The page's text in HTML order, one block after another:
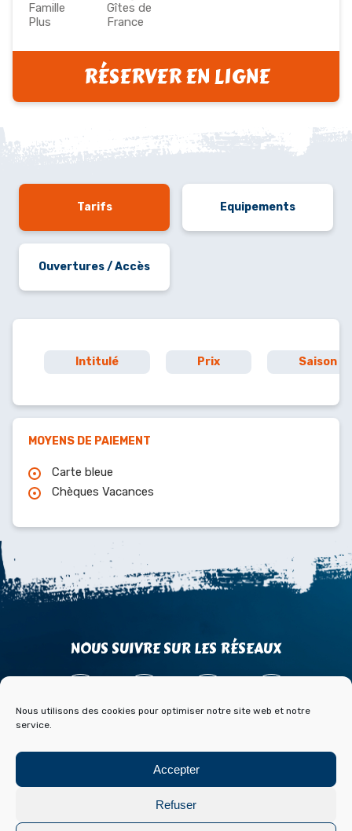
Nous utilisons des cookies pour optimiser notre site web et notre
service.
Accepter
Refuser
RÉSERVER EN LIGNE
Tarifs Equipements
Ouvertures / Accès
Intitulé Prix Saison
MOYENS DE PAIEMENT
Carte bleue
Chèques Vacances
NOUS SUIVRE SUR LES RÉSEAUX
CONTACT
PARTENAIRES
PRESSE & MÉDIAS
BLOG HISTOIRE ET ARCHIVES DE FONT ROMEU